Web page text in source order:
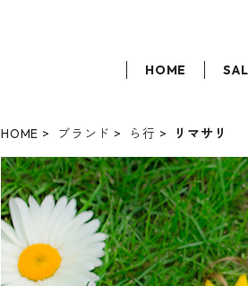
HOME
HOME ブランド ら行 リマサリ